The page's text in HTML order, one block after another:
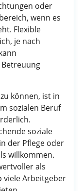
oder
wenn es
Flexible
je nach
können, ist in
sozialen Beruf
soziale
der Pflege oder
willkommen.
als
viele Arbeitgeber